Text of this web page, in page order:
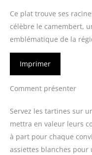
Ce plat trouve ses
célèbre le camembert,
emblématique de la
Imprimer
Comment présenter
Servez les tartines sur
mettra en valeur leurs
à part pour chaque
assiettes blanches pour